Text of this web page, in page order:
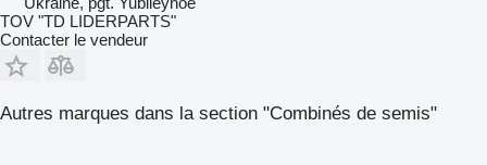
TOV "TD LIDERPARTS"
Contacter le vendeur
Autres marques dans la section "Combinés de semis"